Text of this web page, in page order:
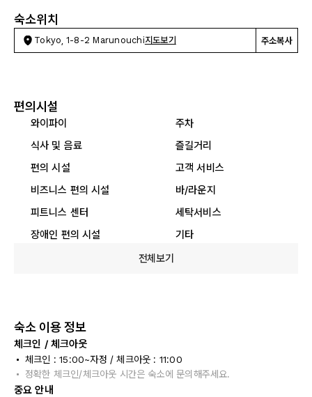
숙소위치
Tokyo, 1-8-2 Marunouchi지도보기 주소복사
편의시설
와이파이
주차
식사 및 음료
즐길거리
편의 시설
고객 서비스
비즈니스 편의 시설
바/라운지
피트니스 센터
세탁서비스
장애인 편의 시설
기타
전체보기
숙소 이용 정보
체크인 / 체크아웃
체크인 : 15:00~자정 / 체크아웃 : 11:00
정확한 체크인/체크아웃 시간은 숙소에 문의해주세요.
중요 안내